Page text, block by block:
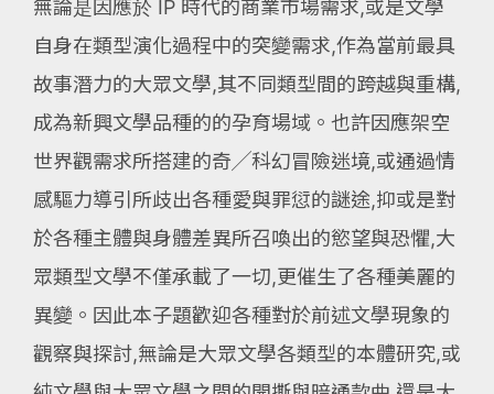
無論是因應於 IP 時代的商業市場需求,或是文學
自身在類型演化過程中的突變需求,作為當前最具
故事潛力的大眾文學,其不同類型間的跨越與重構,
成為新興文學品種的的孕育場域。也許因應架空
世界觀需求所搭建的奇╱科幻冒險迷境,或通過情
感驅力導引所歧出各種愛與罪愆的謎途,抑或是對
於各種主體與身體差異所召喚出的慾望與恐懼,大
眾類型文學不僅承載了一切,更催生了各種美麗的
異變。因此本子題歡迎各種對於前述文學現象的
觀察與探討,無論是大眾文學各類型的本體研究,或